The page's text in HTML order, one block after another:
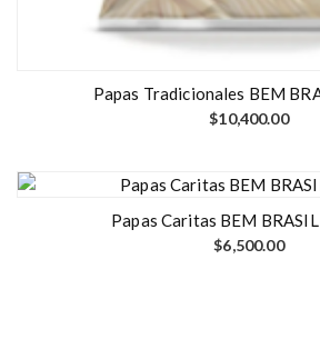
Papas Tradicionales BEM
$10,400.00
Papas Caritas BEM
$6,500.00